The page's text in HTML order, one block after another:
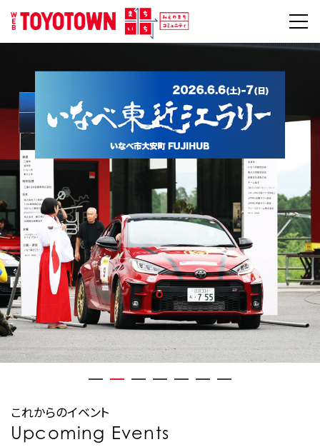
これからのイベント
Upcoming Events